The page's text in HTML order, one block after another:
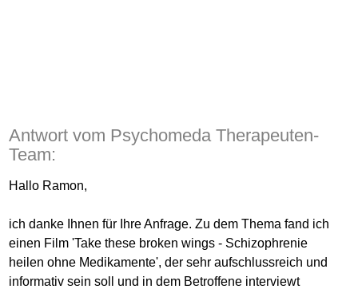
Antwort vom Psychomeda Therapeuten-
Team:
Hallo Ramon,
ich danke Ihnen für Ihre Anfrage. Zu dem Thema fand ich
einen Film 'Take these broken wings - Schizophrenie
heilen ohne Medikamente', der sehr aufschlussreich und
informativ sein soll und in dem Betroffene interviewt